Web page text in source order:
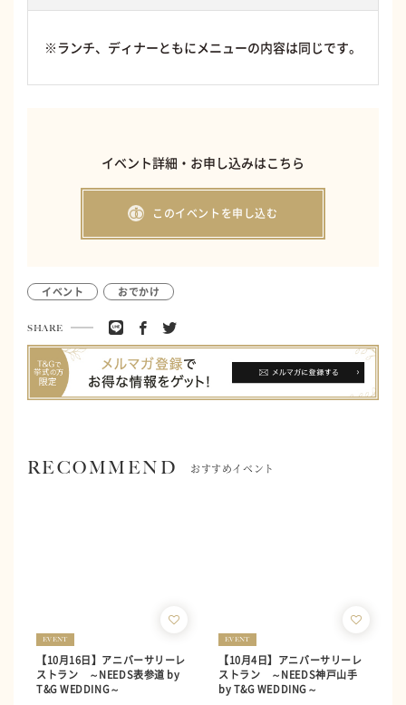
※ランチ、ディナーともにメニューの内容は同じです。
イベント詳細・お申し込みはこちら
このイベントを申し込む
イベント おでかけ
SHARE
RECOMMEND おすすめイベント
EVENT
【10月16日】アニバーサリーレ
ストラン ～NEEDS表参道 by
T&G WEDDING～
EVENT
【10月4日】アニバーサリーレ
ストラン ～NEEDS神戸山手
by T&G WEDDING～